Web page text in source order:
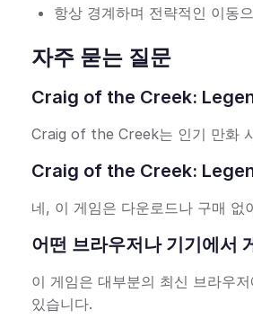
항상 경계하며 전략적인 이동
자주 묻는 질문
Craig of the Creek:
Craig of the Creek는 인기 만화
Craig of the Creek:
네, 이 게임은 다운로드나 구매 없
어떤 브라우저나 기기에서
이 게임은 대부분의 최신 브라우
있습니다.